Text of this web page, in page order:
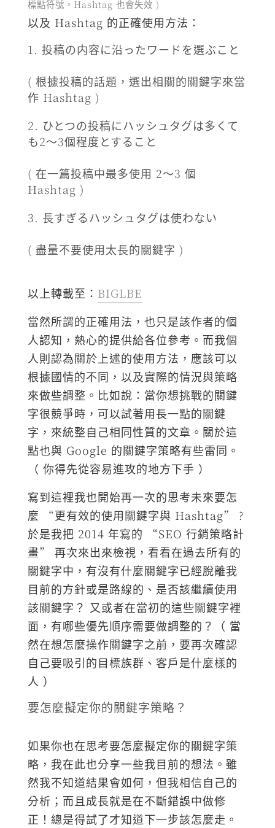
標點符號，Hashtag 也會失效 )
以及 Hashtag 的正確使用方法：
投稿の内容に沿ったワードを選ぶこと
( 根據投稿的話題，選出相關的關鍵字來當
作 Hashtag )
ひとつの投稿にハッシュタグは多くて
も2～3個程度とすること
( 在一篇投稿中最多使用 2～3 個
Hashtag )
長すぎるハッシュタグは使わない
( 盡量不要使用太長的關鍵字 )
以上轉載至： BIGLBE
當然所謂的正確用法，也只是該作者的個
人認知，熱心的提供給各位參考。而我個
人則認為關於上述的使用方法，應該可以
根據國情的不同，以及實際的情況與策略
來做些調整。比如說：當你想挑戰的關鍵
字很競爭時，可以試著用長一點的關鍵
字，來統整自己相同性質的文章。關於這
點也與 Google 的關鍵字策略有些雷同。
（ 你得先從容易進攻的地方下手 ）
寫到這裡我也開始再一次的思考未來要怎
麼 “更有效的使用關鍵字與 Hashtag” ?
於是我把 2014 年寫的 “SEO 行銷策略計
畫” 再次來出來檢視，看看在過去所有的
關鍵字中，有沒有什麼關鍵字已經脫離我
目前的方針或是路線的、是否該繼續使用
該關鍵字？ 又或者在當初的這些關鍵字裡
面，有哪些優先順序需要做調整的？（ 當
然在想怎麼操作關鍵字之前，要再次確認
自己要吸引的目標族群、客戶是什麼樣的
人 ）
要怎麼擬定你的關鍵字策略？
如果你也在思考要怎麼擬定你的關鍵字策
略，我在此也分享一些我目前的想法。雖
然我不知道結果會如何，但我相信自己的
分析；而且成長就是在不斷錯誤中做修
正！總是得試了才知道下一步該怎麼走。